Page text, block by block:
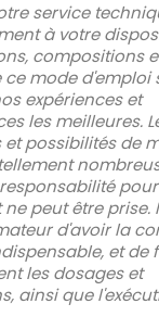
service
à votre
compositions
ce mode d'emploi
expériences et
les meilleures.
possibilités de
peut être prise.
d'avoir la
et de
les dosages et
ainsi que